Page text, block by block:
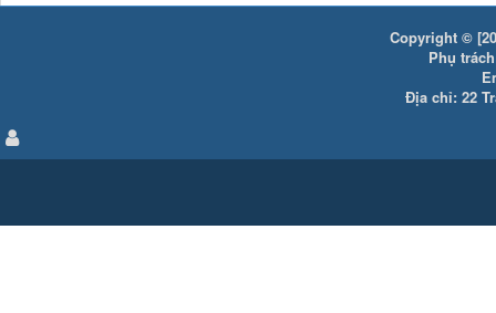
Copyright ©
Phụ
Địa chỉ: 22